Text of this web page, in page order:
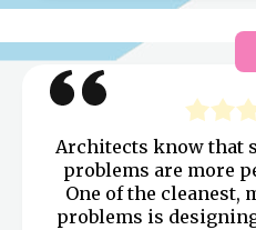
Architects know that
problems are more
One of the cleanest,
problems is